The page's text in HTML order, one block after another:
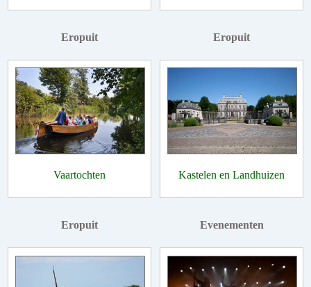
Eropuit
Vaartochten
Eropuit
Kastelen en Landhuizen
Eropuit Evenementen